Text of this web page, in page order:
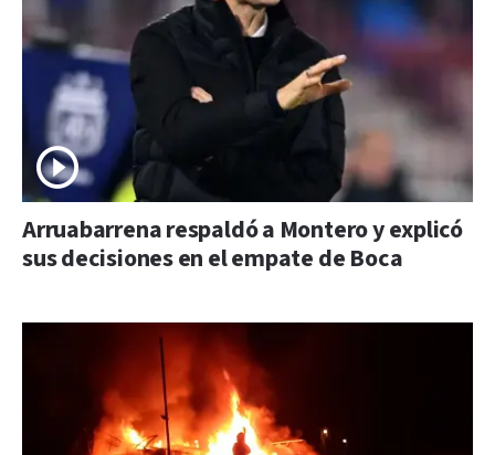
Arruabarrena respaldó a Montero y explicó
sus decisiones en el empate de Boca